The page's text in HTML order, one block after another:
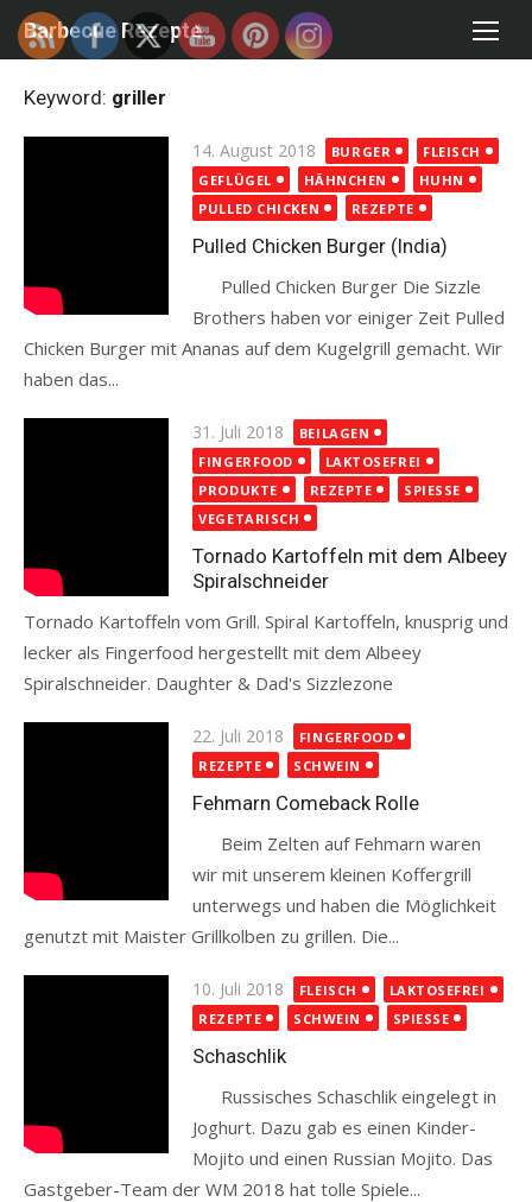
Skip
Barbecue Rezepte
Keyword: griller
Posted
on
14. August 2018 BURGER
FLEISCH
GEFLÜGEL
HÄHNCHEN
HUHN
PULLED CHICKEN
REZEPTE
Pulled Chicken Burger (India)
Pulled Chicken Burger Die Sizzle
Brothers haben vor einiger Zeit Pulled
Chicken Burger mit Ananas auf dem Kugelgrill gemacht. Wir
haben das...
Posted
on
31. Juli 2018
BEILAGEN
FINGERFOOD
LAKTOSEFREI
PRODUKTE
REZEPTE
SPIESSE
VEGETARISCH
Tornado Kartoffeln mit dem Albeey
Spiralschneider
Tornado Kartoffeln vom Grill. Spiral Kartoffeln, knusprig und
lecker als Fingerfood hergestellt mit dem Albeey
Spiralschneider. Daughter & Dad's Sizzlezone
Posted
on
22. Juli 2018
FINGERFOOD
REZEPTE
SCHWEIN
Fehmarn Comeback Rolle
Beim Zelten auf Fehmarn waren
wir mit unserem kleinen Koffergrill
unterwegs und haben die Möglichkeit
genutzt mit Maister Grillkolben zu grillen. Die...
Posted
on
10. Juli 2018 FLEISCH
LAKTOSEFREI
REZEPTE
SCHWEIN SPIESSE
Schaschlik
Russisches Schaschlik eingelegt in
Joghurt. Dazu gab es einen Kinder-
Mojito und einen Russian Mojito. Das
Gastgeber-Team der WM 2018 hat tolle Spiele...